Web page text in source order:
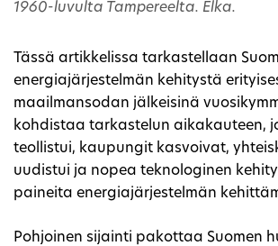
1960-luvulta Tampereelta. Elka.
Tässä artikkelissa tarkastellaan
energiajärjestelmän kehitystä
maailmansodan jälkeisinä
kohdistaa tarkastelun aikakauteen,
teollistui, kaupungit kasvoivat,
uudistui ja nopea teknologinen
paineita energiajärjestelmän
Pohjoinen sijainti pakottaa Suomen